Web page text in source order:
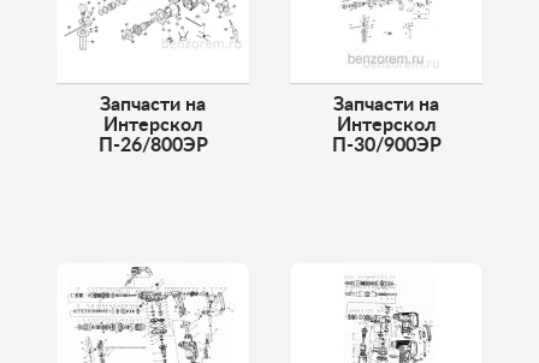
Запчасти на
Интерскол
П-26/800ЭР
Запчасти на
Интерскол
П-30/900ЭР